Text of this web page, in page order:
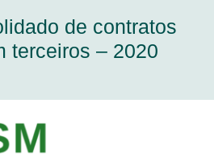
de contratos
terceiros – 2020